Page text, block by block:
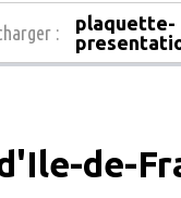
:
plaquette-
de-